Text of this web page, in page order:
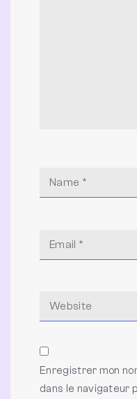
Enregistrer mon
dans le navigateur